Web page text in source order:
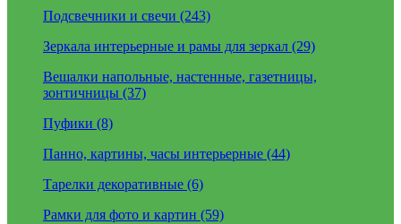
Подсвечники и свечи (243)
Зеркала интерьерные и рамы для зеркал (29)
Вешалки напольные, настенные, газетницы,
зонтичницы (37)
Пуфики (8)
Панно, картины, часы интерьерные (44)
Тарелки декоративные (6)
Рамки для фото и картин (59)